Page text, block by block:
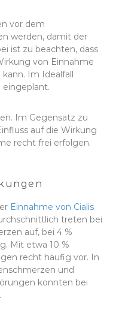
vor dem
werden, damit der
ist zu beachten, dass
von Einnahme
Im Idealfall
Im Gegensatz zu
auf die Wirkung
recht frei erfolgen.
Einnahme von Cialis
treten bei
auf, bei 4 %
Mit etwa 10 %
recht häufig vor. In
und
konnten bei